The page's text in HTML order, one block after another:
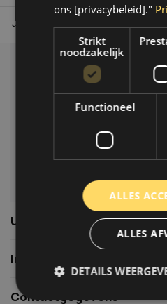
Tot 30 dagen retour sturen.
Klantenservice
Veelgestelde vragen
06-39119169
info@autoklusser.nl
Usefull links
Informatie
Contactgegevens
ons [privacybeleid]."
Strikt
noodzakelijk
Functioneel
ALLES
ALLES
DETAILS